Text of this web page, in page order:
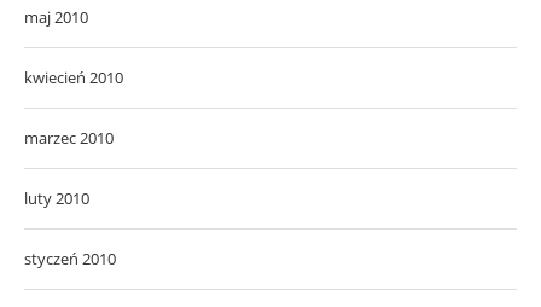
maj 2010
kwiecień 2010
marzec 2010
luty 2010
styczeń 2010